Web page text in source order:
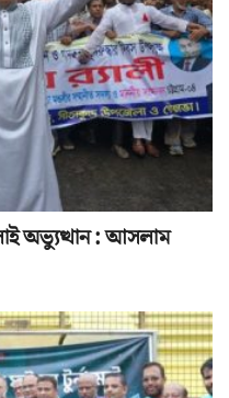
অভ্যুত্থান : আসলাম